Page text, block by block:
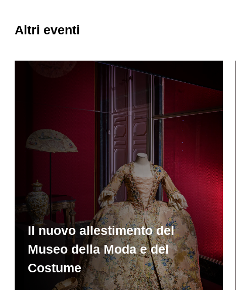
Altri eventi
Il nuovo allestimento del
Museo della Moda e del
Costume